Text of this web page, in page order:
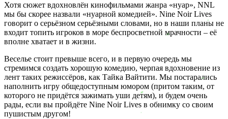
Хотя сюжет вдохновлён кинофильмами жанра «нуар», NNL
мы бы скорее назвали «нуарной комедией». Nine Noir Lives
говорит о серьёзном серьёзными словами, но в наши планы не
входит топить игроков в море беспросветной мрачности – её
вполне хватает и в жизни.
Веселье стоит превыше всего, и в первую очередь мы
стремимся создать хорошую комедию, черпая вдохновение из
лент таких режиссёров, как Тайка Вайтити. Мы постарались
наполнить игру общедоступным юмором (притом таким, от
которого не придётся зажимать уши детям), и будем очень
рады, если вы пройдёте Nine Noir Lives в обнимку со своим
пушистым другом!